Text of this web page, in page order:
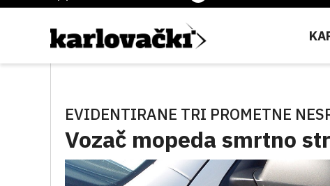
EVIDENTIRANE TRI PROMETNE
Vozač mopeda smrtno